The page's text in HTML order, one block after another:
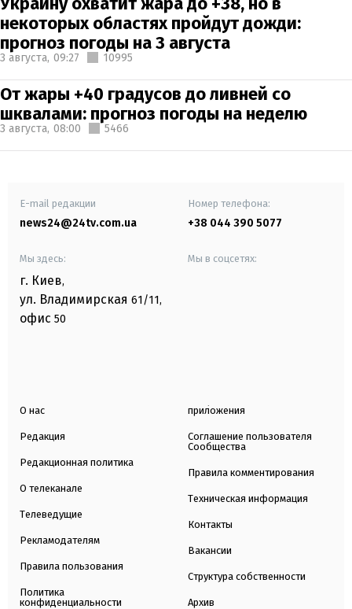
некоторых областях пройдут дожди:
прогноз погоды на 3 августа
3 августа, 09:27 10995
От жары +40 градусов до ливней со
шквалами: прогноз погоды на неделю
3 августа, 08:00 5466
E-mail редакции
news24@24tv.com.ua
Номер телефона:
+38 044 390 5077
Мы здесь:
г. Киев,
ул. Владимирская 61/11,
офис 50
Мы в соцсетях:
О нас
Редакция
Редакционная политика
О телеканале
Телеведущие
Рекламодателям
Правила пользования
Политика
конфиденциальности
приложения
Соглашение пользователя
Сообщества
Правила комментирования
Техническая информация
Контакты
Вакансии
Структура собственности
Архив